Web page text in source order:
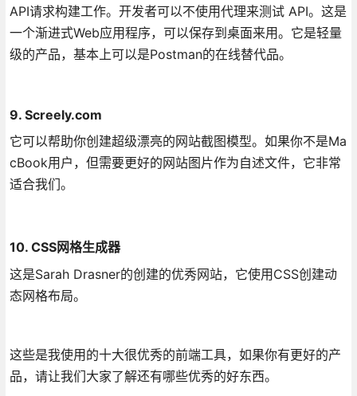
API请求构建工作。开发者可以不使用代理来测试 API。这是
一个渐进式Web应用程序，可以保存到桌面来用。它是轻量
级的产品，基本上可以是Postman的在线替代品。
9. Screely.com
它可以帮助你创建超级漂亮的网站截图模型。如果你不是Ma
cBook用户，但需要更好的网站图片作为自述文件，它非常
适合我们。
10. CSS网格生成器
这是Sarah Drasner的创建的优秀网站，它使用CSS创建动
态网格布局。
这些是我使用的十大很优秀的前端工具，如果你有更好的产
品，请让我们大家了解还有哪些优秀的好东西。